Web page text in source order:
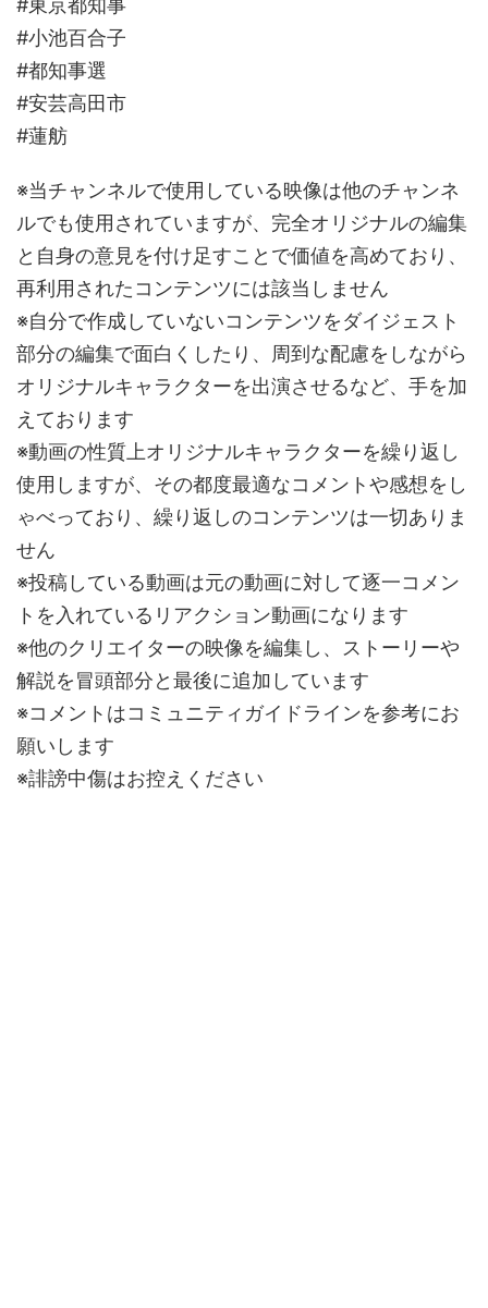
#東京都知事
#小池百合子
#都知事選
#安芸高田市
#蓮舫
※当チャンネルで使用している映像は他のチャンネ
ルでも使用されていますが、完全オリジナルの編集
と自身の意見を付け足すことで価値を高めており、
再利用されたコンテンツには該当しません
※自分で作成していないコンテンツをダイジェスト
部分の編集で面白くしたり、周到な配慮をしながら
オリジナルキャラクターを出演させるなど、手を加
えております
※動画の性質上オリジナルキャラクターを繰り返し
使用しますが、その都度最適なコメントや感想をし
ゃべっており、繰り返しのコンテンツは一切ありま
せん
※投稿している動画は元の動画に対して逐一コメン
トを入れているリアクション動画になります
※他のクリエイターの映像を編集し、ストーリーや
解説を冒頭部分と最後に追加しています
※コメントはコミュニティガイドラインを参考にお
願いします
※誹謗中傷はお控えください